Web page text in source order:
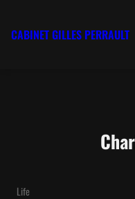
CABINET GILLES PERRAULT
Life